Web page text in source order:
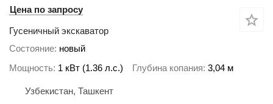
Цена по запросу
Гусеничный экскаватор
Состояние новый
Мощность 1 кВт (1.36 л.с.) Глубина копания 3,04 м
Узбекистан, Ташкент